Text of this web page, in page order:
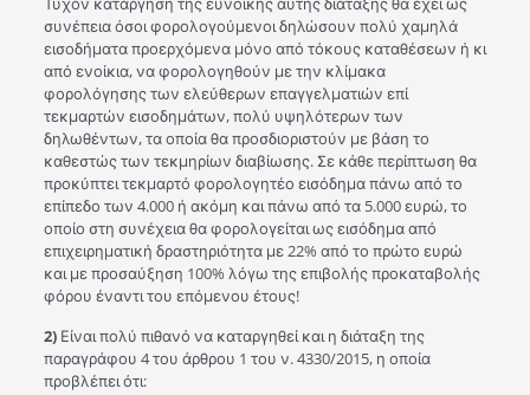
συνέπεια όσοι φορολογούμενοι δηλώσουν πολύ χαμηλά
εισοδήματα προερχόμενα μόνο από τόκους καταθέσεων ή κι
από ενοίκια, να φορολογηθούν με την κλίμακα
φορολόγησης των ελεύθερων επαγγελματιών επί
τεκμαρτών εισοδημάτων, πολύ υψηλότερων των
δηλωθέντων, τα οποία θα προσδιοριστούν με βάση το
καθεστώς των τεκμηρίων διαβίωσης. Σε κάθε περίπτωση θα
προκύπτει τεκμαρτό φορολογητέο εισόδημα πάνω από το
επίπεδο των 4.000 ή ακόμη και πάνω από τα 5.000 ευρώ, το
οποίο στη συνέχεια θα φορολογείται ως εισόδημα από
επιχειρηματική δραστηριότητα με 22% από το πρώτο ευρώ
και με προσαύξηση 100% λόγω της επιβολής προκαταβολής
φόρου έναντι του επόμενου έτους!
2)Είναι πολύ πιθανό να καταργηθεί και η διάταξη της
παραγράφου 4 του άρθρου 1 του ν. 4330/2015, η οποία
προβλέπει ότι: